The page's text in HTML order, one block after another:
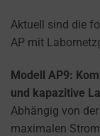
Aktuell sind die
AP mit
Modell AP9:
und kapazitive
Abhängig von
maximalen
your
preferences.